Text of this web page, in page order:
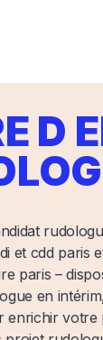
D
et cdd paris
paris –
en
enrichir votre